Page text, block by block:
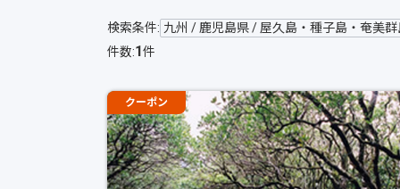
検索条件: 九州 / 鹿児島県 / 屋久島・種子島・奄美群
件数:1件
クーポン